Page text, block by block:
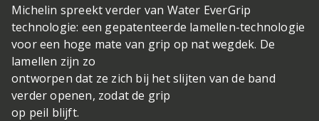
Michelin spreekt verder van Water EverGrip
technologie: een gepatenteerde lamellen-technologie
voor een hoge mate van grip op nat wegdek. De
lamellen zijn zo
ontworpen dat ze zich bij het slijten van de band
verder openen, zodat de grip
op peil blijft.